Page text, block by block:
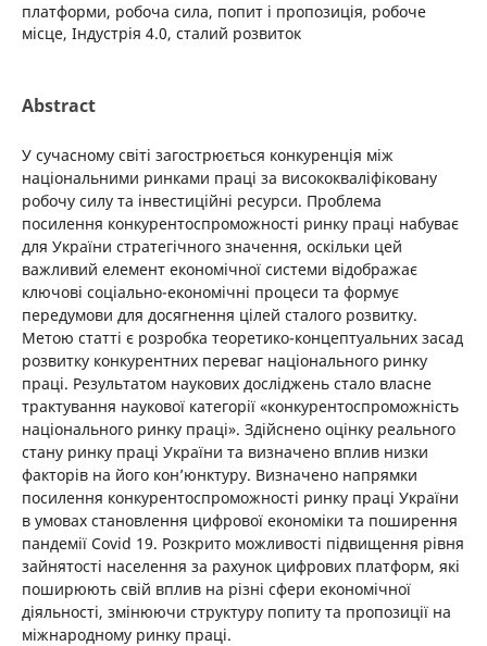
платформи, робоча сила, попит і пропозиція, робоче
місце, Індустрія 4.0, сталий розвиток
Abstract
У сучасному світі загострюється конкуренція між
національними ринками праці за висококваліфіковану
робочу силу та інвестиційні ресурси. Проблема
посилення конкурентоспроможності ринку праці набуває
для України стратегічного значення, оскільки цей
важливий елемент економічної системи відображає
ключові соціально-економічні процеси та формує
передумови для досягнення цілей сталого розвитку.
Метою статті є розробка теоретико-концептуальних засад
розвитку конкурентних переваг національного ринку
праці. Результатом наукових досліджень стало власне
трактування наукової категорії «конкурентоспроможність
національного ринку праці». Здійснено оцінку реального
стану ринку праці України та визначено вплив низки
факторів на його кон’юнктуру. Визначено напрямки
посилення конкурентоспроможності ринку праці України
в умовах становлення цифрової економіки та поширення
пандемії Covid 19. Розкрито можливості підвищення рівня
зайнятості населення за рахунок цифрових платформ, які
поширюють свій вплив на різні сфери економічної
діяльності, змінюючи структуру попиту та пропозиції на
міжнародному ринку праці.